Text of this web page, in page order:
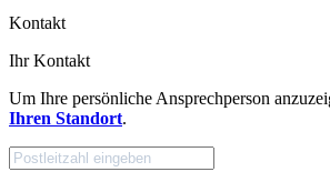
Kontakt
Ihr Kontakt
Um Ihre persönliche Ansprechperson
Ihren Standort.